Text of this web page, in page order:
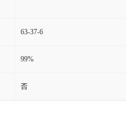
63-37-6
99%
否